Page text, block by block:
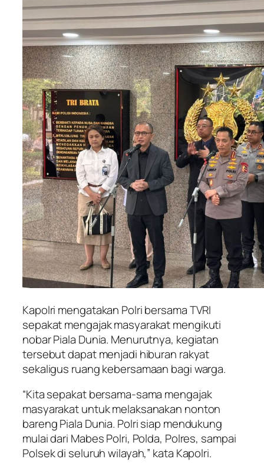
Kapolri mengatakan Polri bersama TVRI
sepakat mengajak masyarakat mengikuti
nobar Piala Dunia. Menurutnya, kegiatan
tersebut dapat menjadi hiburan rakyat
sekaligus ruang kebersamaan bagi warga.
“Kita sepakat bersama-sama mengajak
masyarakat untuk melaksanakan nonton
bareng Piala Dunia. Polri siap mendukung
mulai dari Mabes Polri, Polda, Polres, sampai
Polsek di seluruh wilayah,” kata Kapolri.